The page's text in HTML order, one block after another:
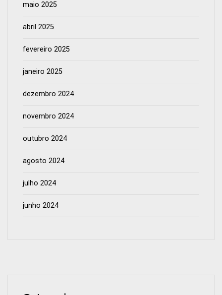
maio 2025
abril 2025
fevereiro 2025
janeiro 2025
dezembro 2024
novembro 2024
outubro 2024
agosto 2024
julho 2024
junho 2024